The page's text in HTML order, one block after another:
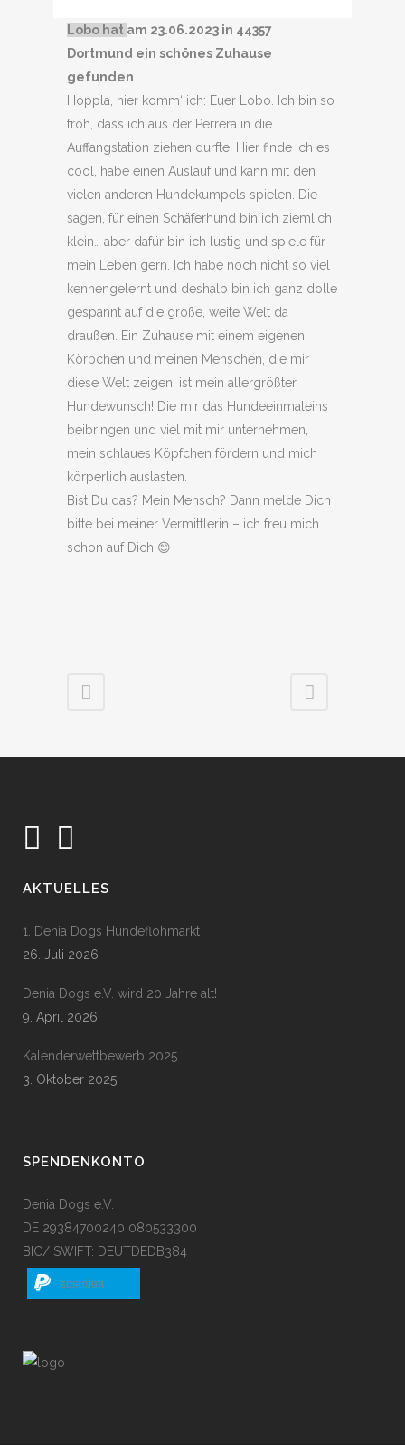
Lobo hat am 23.06.2023 in 44357
Dortmund ein schönes Zuhause
gefunden
Hoppla, hier komm‘ ich: Euer Lobo. Ich bin so
froh, dass ich aus der Perrera in die
Auffangstation ziehen durfte. Hier finde ich es
cool, habe einen Auslauf und kann mit den
vielen anderen Hundekumpels spielen. Die
sagen, für einen Schäferhund bin ich ziemlich
klein… aber dafür bin ich lustig und spiele für
mein Leben gern. Ich habe noch nicht so viel
kennengelernt und deshalb bin ich ganz dolle
gespannt auf die große, weite Welt da
draußen. Ein Zuhause mit einem eigenen
Körbchen und meinen Menschen, die mir
diese Welt zeigen, ist mein allergrößter
Hundewunsch! Die mir das Hundeeinmaleins
beibringen und viel mit mir unternehmen,
mein schlaues Köpfchen fördern und mich
körperlich auslasten.
Bist Du das? Mein Mensch? Dann melde Dich
bitte bei meiner Vermittlerin – ich freu mich
schon auf Dich 😊
AKTUELLES
1. Denia Dogs Hundeflohmarkt
26. Juli 2026
Denia Dogs e.V. wird 20 Jahre alt!
9. April 2026
Kalenderwettbewerb 2025
3. Oktober 2025
SPENDENKONTO
Denia Dogs e.V.
DE 29384700240 080533300
BIC/ SWIFT: DEUTDEDB384
spenden